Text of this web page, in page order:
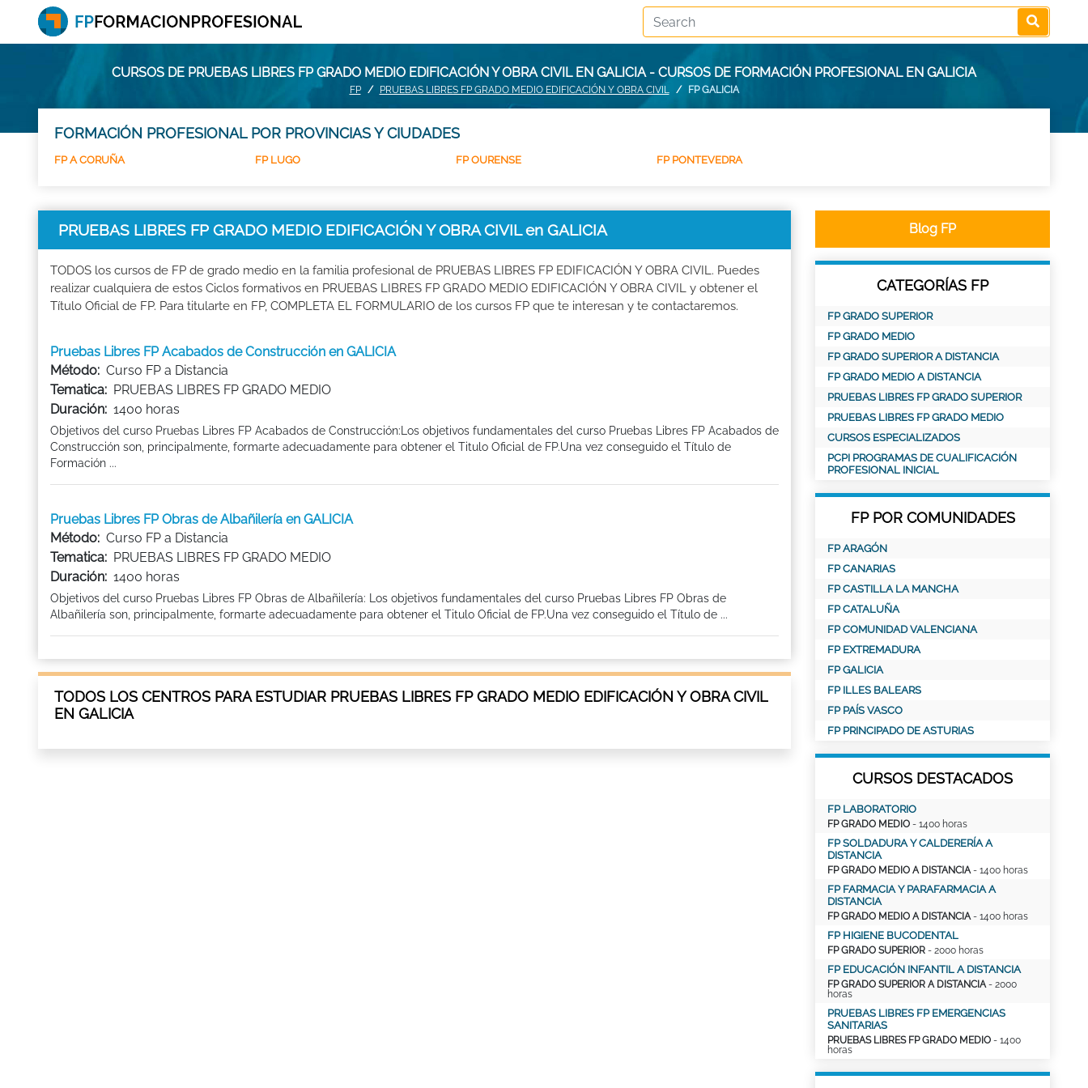
CURSOS DE PRUEBAS LIBRES FP GRADO MEDIO EDIFICACIÓN Y OBRA CIVIL EN GALICIA - CURSOS DE FORMACIÓN PROFESIONAL EN GALICIA
FP PRUEBAS LIBRES FP GRADO MEDIO EDIFICACIÓN Y OBRA CIVIL FP GALICIA
FORMACIÓN PROFESIONAL POR PROVINCIAS Y CIUDADES
FP A CORUÑA FP LUGO FP OURENSE FP PONTEVEDRA
PRUEBAS LIBRES FP GRADO MEDIO EDIFICACIÓN Y OBRA CIVIL en GALICIA
TODOS los cursos de FP de grado medio en la familia profesional de PRUEBAS LIBRES FP EDIFICACIÓN Y OBRA CIVIL. Puedes
realizar cualquiera de estos Ciclos formativos en PRUEBAS LIBRES FP GRADO MEDIO EDIFICACIÓN Y OBRA CIVIL y obtener el
Título Oficial de FP. Para titularte en FP, COMPLETA EL FORMULARIO de los cursos FP que te interesan y te contactaremos.
Pruebas Libres FP Acabados de Construcción en GALICIA
Método: Curso FP a Distancia
Tematica: PRUEBAS LIBRES FP GRADO MEDIO
Duración: 1400 horas
Objetivos del curso Pruebas Libres FP Acabados de Construcción:Los objetivos fundamentales del curso Pruebas Libres FP Acabados de
Construcción son, principalmente, formarte adecuadamente para obtener el Titulo Oficial de FP.Una vez conseguido el Título de
Formación ...
Pruebas Libres FP Obras de Albañilería en GALICIA
Método: Curso FP a Distancia
Tematica: PRUEBAS LIBRES FP GRADO MEDIO
Duración: 1400 horas
Objetivos del curso Pruebas Libres FP Obras de Albañilería: Los objetivos fundamentales del curso Pruebas Libres FP Obras de
Albañilería son, principalmente, formarte adecuadamente para obtener el Titulo Oficial de FP.Una vez conseguido el Título de ...
TODOS LOS CENTROS PARA ESTUDIAR PRUEBAS LIBRES FP GRADO MEDIO EDIFICACIÓN Y OBRA CIVIL
EN GALICIA
Blog FP
CATEGORÍAS FP
FP GRADO SUPERIOR
FP GRADO MEDIO
FP GRADO SUPERIOR A DISTANCIA
FP GRADO MEDIO A DISTANCIA
PRUEBAS LIBRES FP GRADO SUPERIOR
PRUEBAS LIBRES FP GRADO MEDIO
CURSOS ESPECIALIZADOS
PCPI PROGRAMAS DE CUALIFICACIÓN
PROFESIONAL INICIAL
FP POR COMUNIDADES
FP ARAGÓN
FP CANARIAS
FP CASTILLA LA MANCHA
FP CATALUÑA
FP COMUNIDAD VALENCIANA
FP EXTREMADURA
FP GALICIA
FP ILLES BALEARS
FP PAÍS VASCO
FP PRINCIPADO DE ASTURIAS
CURSOS DESTACADOS
FP LABORATORIO
FP GRADO MEDIO - 1400 horas
FP SOLDADURA Y CALDERERÍA A
DISTANCIA
FP GRADO MEDIO A DISTANCIA- 1400 horas
FP FARMACIA Y PARAFARMACIA A
DISTANCIA
FP GRADO MEDIO A DISTANCIA- 1400 horas
FP HIGIENE BUCODENTAL
FP GRADO SUPERIOR - 2000 horas
FP EDUCACIÓN INFANTIL A DISTANCIA
FP GRADO SUPERIOR A DISTANCIA- 2000
horas
PRUEBAS LIBRES FP EMERGENCIAS
SANITARIAS
PRUEBAS LIBRES FP GRADO MEDIO - 1400
horas